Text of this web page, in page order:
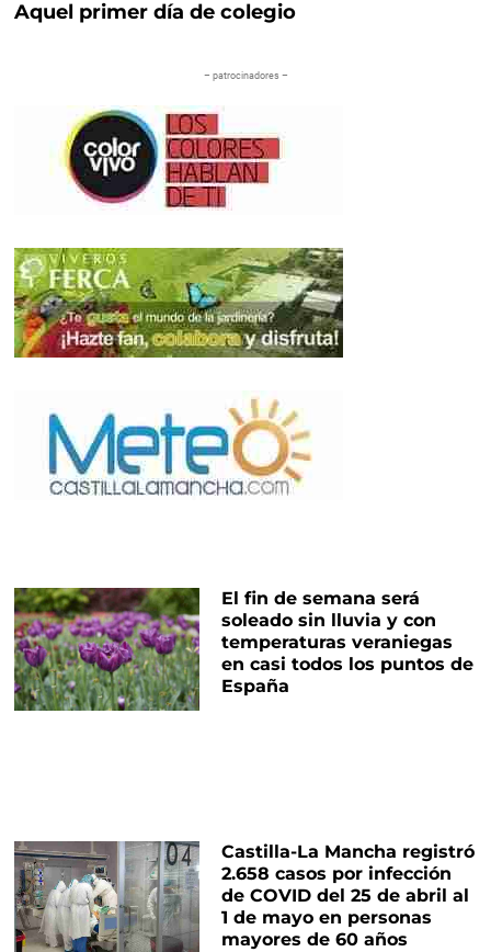
Aquel primer día de colegio
– patrocinadores –
El fin de semana será
soleado sin lluvia y con
temperaturas veraniegas
en casi todos los puntos de
España
Castilla-La Mancha registró
2.658 casos por infección
de COVID del 25 de abril al
1 de mayo en personas
mayores de 60 años